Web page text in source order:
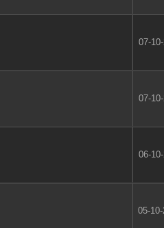
07-
07-
06-
05-